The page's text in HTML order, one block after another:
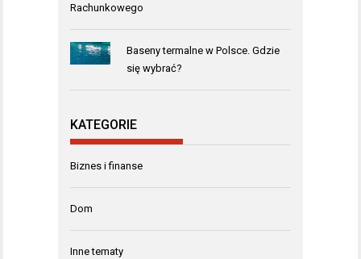
Rachunkowego
Baseny termalne w Polsce. Gdzie
się wybrać?
KATEGORIE
Biznes i finanse
Dom
Inne tematy